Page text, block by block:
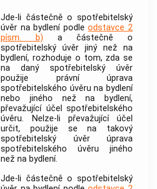
Jde-li částečně o spotřebitelský
úvěr na bydlení podleodstavce 2
písm. b) a částečně o
spotřebitelský úvěr jiný než na
bydlení, rozhoduje o tom, zda se
na danýspotřebitelský úvěr
použije právní úprava
spotřebitelského úvěru na bydlení
nebo jiného než na bydlení,
převažující účel spotřebitelského
úvěru. Nelze-li převažující účel
určit, použije se na takový
spotřebitelský úvěrúprava
spotřebitelského úvěru jiného
než na bydlení.
Jde-li částečně o spotřebitelský